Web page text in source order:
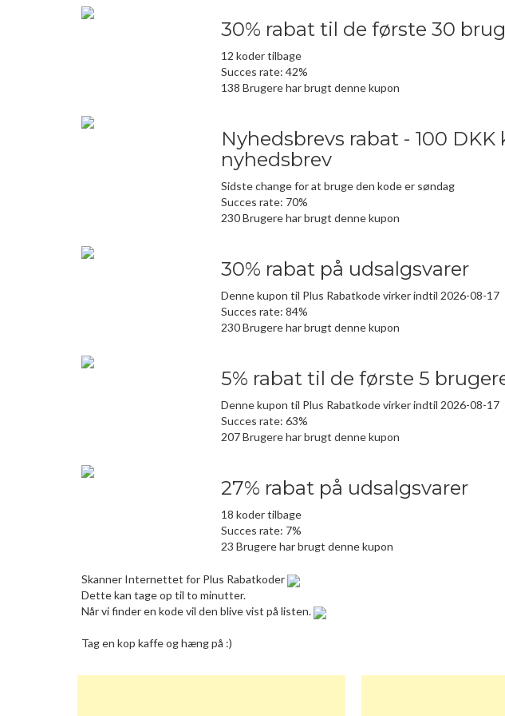
30% rabat til de første 30
12 koder tilbage
Succes rate: 42%
138 Brugere har brugt denne kupon
Nyhedsbrevs rabat - 100
nyhedsbrev
Sidste change for at bruge den kode er søndag
Succes rate: 70%
230 Brugere har brugt denne kupon
30% rabat på udsalgsvarer
Denne kupon til Plus Rabatkode virker indtil 2026-08-17
Succes rate: 84%
230 Brugere har brugt denne kupon
5% rabat til de første 5
Denne kupon til Plus Rabatkode virker indtil 2026-08-17
Succes rate: 63%
207 Brugere har brugt denne kupon
27% rabat på udsalgsvarer
18 koder tilbage
Succes rate: 7%
23 Brugere har brugt denne kupon
Skanner Internettet for Plus Rabatkoder
Dette kan tage op til to minutter.
Når vi finder en kode vil den blive vist på listen.
Tag en kop kaffe og hæng på :)